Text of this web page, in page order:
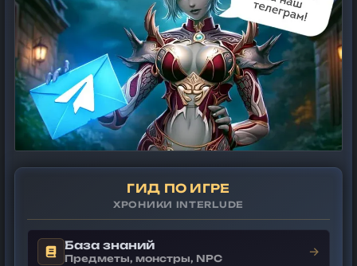
ГИД ПО ИГРЕ
ХРОНИКИ INTERLUDE
База знаний
Предметы, монстры, NPC →